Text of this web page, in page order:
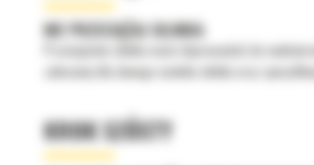
NIE PRZECIĄŻAJ SILNIKA
Przeciążenie silnika może doprowadzić do
zalecanej dla danego modelu silnika oraz
KROK SZÓSTY